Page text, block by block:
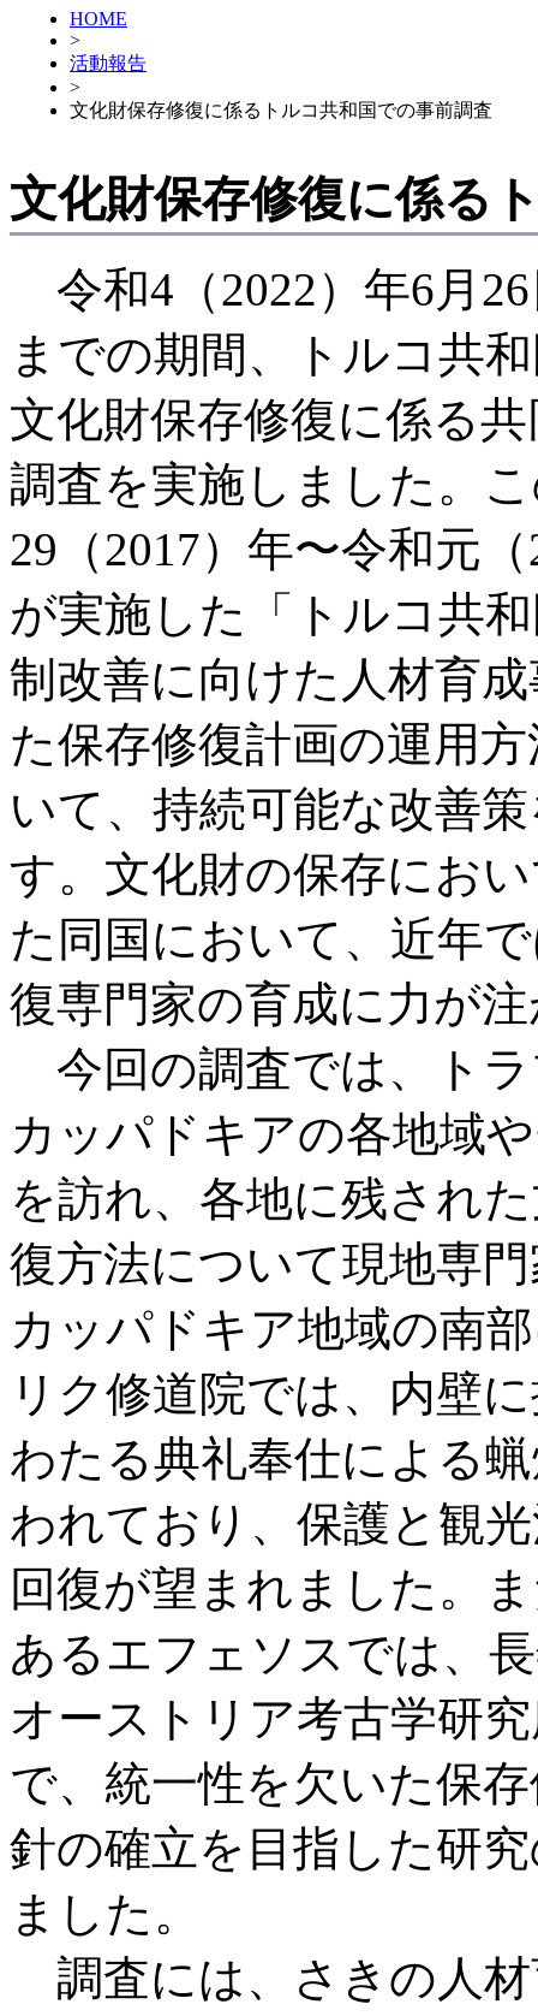
HOME
>
活動報告
>
文化財保存修復に係るトルコ共和国での事前調査
文化財保存修復に係る
令和4（2022）年6月
までの期間、トルコ共
文化財保存修復に係る
調査を実施しました。
29（2017）年〜令和元
が実施した「トルコ共
制改善に向けた人材育
た保存修復計画の運用
いて、持続可能な改善
す。文化財の保存にお
た同国において、近年
復専門家の育成に力が
今回の調査では、ト
カッパドキアの各地域
を訪れ、各地に残され
復方法について現地専
カッパドキア地域の南
リク修道院では、内壁
わたる典礼奉仕による
われており、保護と観
回復が望まれました。
あるエフェソスでは、
オーストリア考古学研
で、統一性を欠いた保
針の確立を目指した研
ました。
調査には、さきの人